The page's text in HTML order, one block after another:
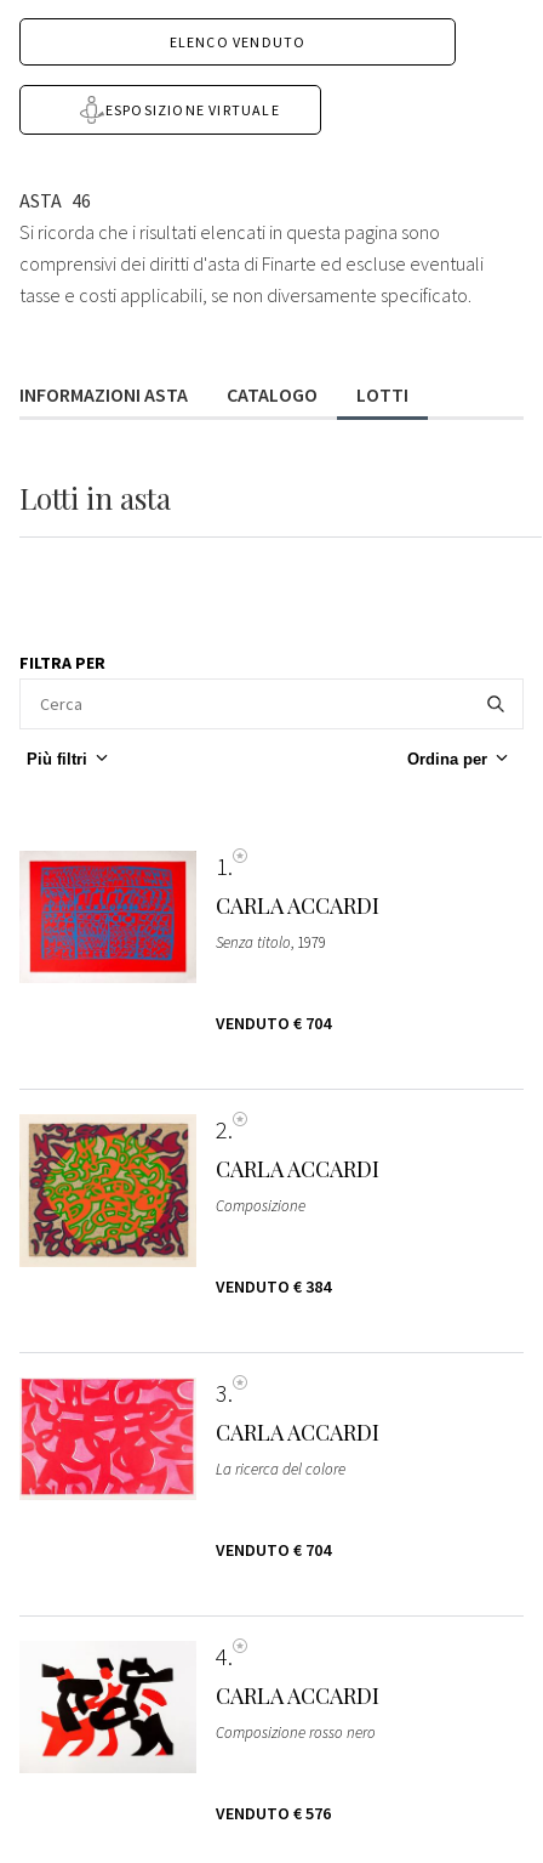
ELENCO VENDUTO
ESPOSIZIONE VIRTUALE
ASTA 46
Si ricorda che i risultati elencati in questa pagina sono
comprensivi dei diritti d'asta di Finarte ed escluse eventuali
tasse e costi applicabili, se non diversamente specificato.
INFORMAZIONI ASTA CATALOGO LOTTI
Lotti in asta
FILTRA PER
Più filtri Ordina per
1
CARLA ACCARDI
Senza titolo, 1979
VENDUTO € 704
2
CARLA ACCARDI
Composizione
VENDUTO € 384
3
CARLA ACCARDI
La ricerca del colore
VENDUTO € 704
4
CARLA ACCARDI
Composizione rosso nero
VENDUTO € 576